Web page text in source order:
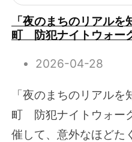
「夜のまちのリアル
町 防犯ナイトウォー
2026-04-28
「夜のまちのリアル
町 防犯ナイトウォー
催して、意外なほどた